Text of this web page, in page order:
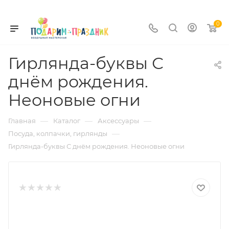
0
Гирлянда-буквы С
днём рождения.
Неоновые огни
Главная — Каталог — Аксессуары —
Посуда, колпачки, гирлянды —
Гирлянда-буквы С днём рождения. Неоновые огни